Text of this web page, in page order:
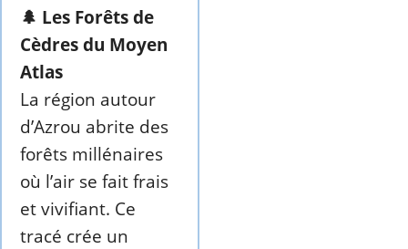
🌲 Les Forêts de
Cèdres du Moyen
Atlas
La région autour
d’Azrou abrite des
forêts millénaires
où l’air se fait frais
et vivifiant. Ce
tracé crée un